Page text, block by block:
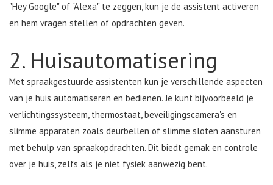
"Hey Google" of "Alexa" te zeggen, kun je de assistent activeren
en hem vragen stellen of opdrachten geven.
2. Huisautomatisering
Met spraakgestuurde assistenten kun je verschillende aspecten
van je huis automatiseren en bedienen. Je kunt bijvoorbeeld je
verlichtingssysteem, thermostaat, beveiligingscamera's en
slimme apparaten zoals deurbellen of slimme sloten aansturen
met behulp van spraakopdrachten. Dit biedt gemak en controle
over je huis, zelfs als je niet fysiek aanwezig bent.